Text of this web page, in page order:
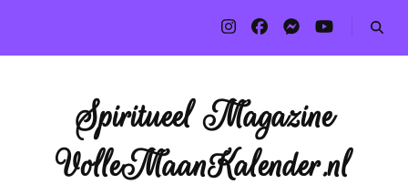
Spiritueel Magazine
VolleMaanKalender.nl